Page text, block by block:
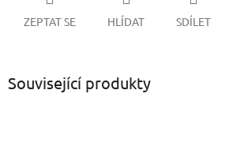
ZEPTAT SE HLÍDAT SDÍLET
Související produkty